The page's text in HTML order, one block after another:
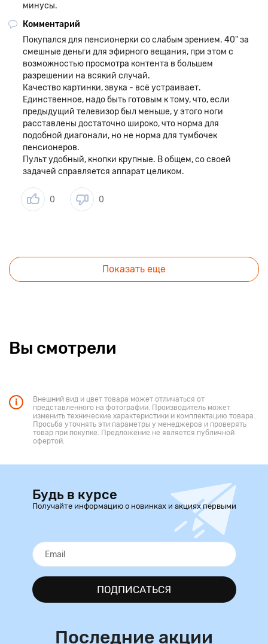
минусы.
Комментарий
Покупался для пенсионерки со слабым зрением. 40" за
смешные деньги для эфирного вещания, при этом с
возможностью просмотра контента в большем
разрешении на всякий случай.
Качество картинки, звука - всё устраивает.
Единственное, надо быть готовым к тому, что, если
предыдущий телевизор был меньше, у этого ноги
расставлены достаточно широко, что норма для
подобной диагонали, но не норма для тумбочек
пенсионеров.
Пульт удобный, кнопки крупные. В общем, со своей
задачей справляется аппарат целиком.
0 0
Показать еще
Вы смотрели
Внешний вид и цвет товара может отличаться от
представленного на фотографии. Производитель может
изменить технические характеристики и комплектацию товара.
Просьба уточнять эти параметры у менеджеров и проверять
товар при покупке. Предложение не является публичной
офертой.
Будь в курсе
Получайте информацию о новинках и акциях первыми
ПОДПИСАТЬСЯ
Последние акции